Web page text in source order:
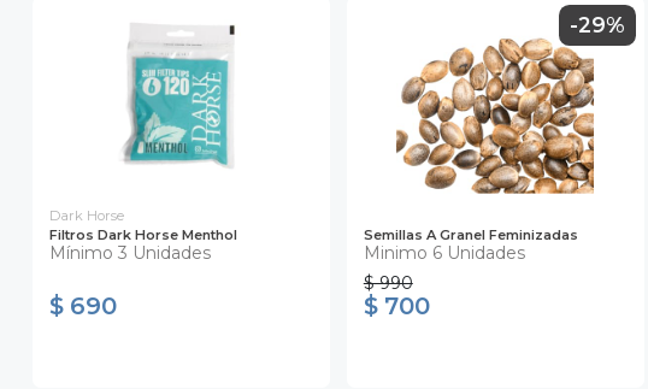
Dark Horse
Filtros Dark Horse Menthol
Mínimo 3 Unidades
$ 690
-29%
Semillas A Granel Feminizadas
Minimo 6 Unidades
$ 990
$ 700